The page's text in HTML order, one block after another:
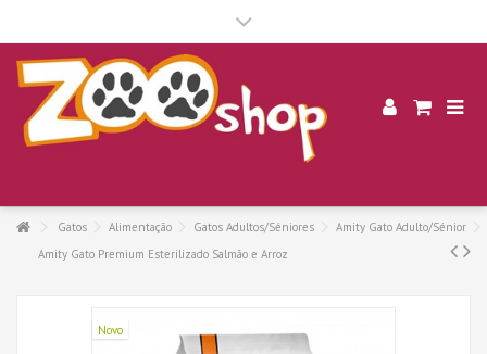
Gatos Alimentação Gatos Adultos/Séniores
Amity Gato Adulto/Sénior
Amity Gato Premium Esterilizado Salmão e Arroz
Novo